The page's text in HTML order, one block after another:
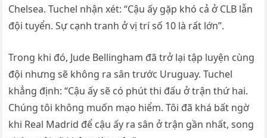
Chelsea. Tuchel nhận xét: “Cậu ấy gặp khó cả ở CLB lẫn
đội tuyển. Sự cạnh tranh ở vị trí số 10 là rất lớn”.
Trong khi đó, Jude Bellingham đã trở lại tập luyện cùng
đội nhưng sẽ không ra sân trước Uruguay. Tuchel
khẳng định: “Cậu ấy sẽ có phút thi đấu ở trận thứ hai.
Chúng tôi không muốn mạo hiểm. Tôi đã khá bất ngờ
khi Real Madrid để cậu ấy ra sân ở trận gần nhất, song